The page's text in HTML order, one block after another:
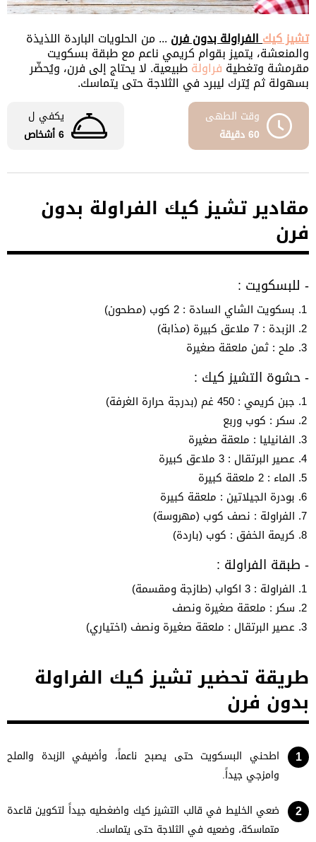
تشيز كيكالفراولة بدون فرن ... من الحلويات الباردة اللذيذة
والمنعشة، يتميز بقوام كريمي ناعم مع طبقة بسكويت
مقرمشة وتغطية فراولةطبيعية. لا يحتاج إلى فرن، ويُحضّر
بسهولة ثم يُترك ليبرد في الثلاجة حتى يتماسك.
وقت الطهى
60 دقيقة
يكفي ل
6 أشخاص
مقادير تشيز كيك الفراولة بدون
فرن
- للبسكويت :
بسكويت الشاي السادة : 2 كوب (مطحون)
الزبدة : 7 ملاعق كبيرة (مذابة)
ملح : ثمن ملعقة صغيرة
- حشوة التشيز كيك :
جبن كريمي : 450 غم (بدرجة حرارة الغرفة)
سكر : كوب وربع
الفانيليا : ملعقة صغيرة
عصير البرتقال : 3 ملاعق كبيرة
الماء : 2 ملعقة كبيرة
بودرة الجيلاتين : ملعقة كبيرة
الفراولة : نصف كوب (مهروسة)
كريمة الخفق : كوب (باردة)
- طبقة الفراولة :
الفراولة : 3 اكواب (طازجة ومقسمة)
سكر : ملعقة صغيرة ونصف
عصير البرتقال : ملعقة صغيرة ونصف (اختياري)
طريقة تحضير تشيز كيك الفراولة
بدون فرن
اطحني البسكويت حتى يصبح ناعماً، وأضيفي الزبدة والملح
وامزجي جيداً.
ضعي الخليط في قالب التشيز كيك واضغطيه جيداً لتكوين قاعدة
متماسكة، وضعيه في الثلاجة حتى يتماسك.